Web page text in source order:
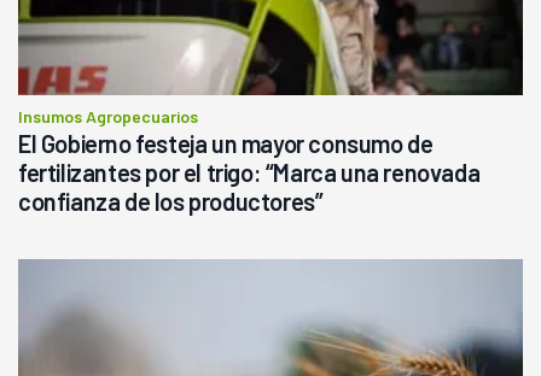
Insumos Agropecuarios
El Gobierno festeja un mayor consumo de
fertilizantes por el trigo: “Marca una renovada
confianza de los productores”